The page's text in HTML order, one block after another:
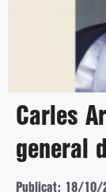
Carles
general
Publicat: 18/10/